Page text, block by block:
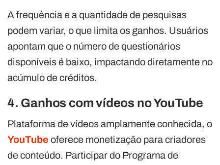
A frequência e a quantidade de pesquisas
podem variar, o que limita os ganhos. Usuários
apontam que o número de questionários
disponíveis é baixo, impactando diretamente no
acúmulo de créditos.
4. Ganhos com vídeos no YouTube
Plataforma de vídeos amplamente conhecida, o
YouTube oferece monetização para criadores
de conteúdo. Participar do Programa de